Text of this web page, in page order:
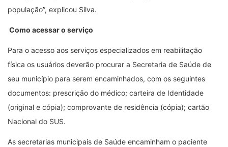
população”, explicou Silva.
Como acessar o serviço
Para o acesso aos serviços especializados em reabilitação
física os usuários deverão procurar a Secretaria de Saúde de
seu município para serem encaminhados, com os seguintes
documentos: prescrição do médico; carteira de Identidade
(original e cópia); comprovante de residência (cópia); cartão
Nacional do SUS.
As secretarias municipais de Saúde encaminham o paciente